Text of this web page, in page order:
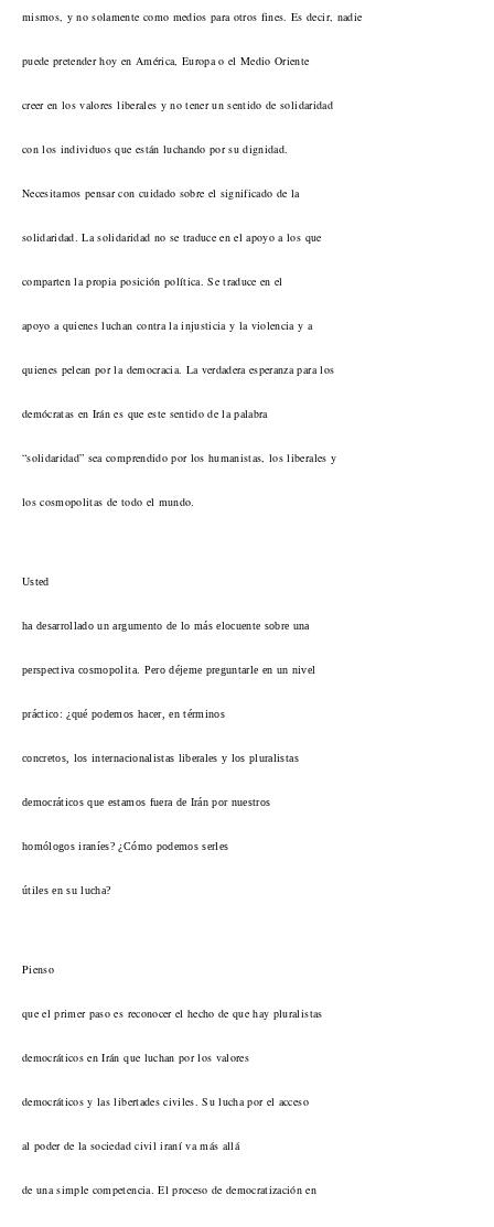
mismos, y no solamente como medios para otros fines. Es decir, nadie
puede pretender hoy en América, Europa o el Medio Oriente
creer en los valores liberales y no tener un sentido de solidaridad
con los individuos que están luchando por su dignidad.
Necesitamos pensar con cuidado sobre el significado de la
solidaridad. La solidaridad no se traduce en el apoyo a los que
comparten la propia posición política. Se traduce en el
apoyo a quienes luchan contra la injusticia y la violencia y a
quienes pelean por la democracia. La verdadera esperanza para los
demócratas en Irán es que este sentido de la palabra
“solidaridad” sea comprendido por los humanistas, los liberales y
los cosmopolitas de todo el mundo.
Usted
ha desarrollado un argumento de lo más elocuente sobre una
perspectiva cosmopolita. Pero déjeme preguntarle en un nivel
práctico: ¿qué podemos hacer, en términos
concretos, los internacionalistas liberales y los pluralistas
democráticos que estamos fuera de Irán por nuestros
homólogos iraníes? ¿Cómo podemos serles
útiles en su lucha?
Pienso
que el primer paso es reconocer el hecho de que hay pluralistas
democráticos en Irán que luchan por los valores
democráticos y las libertades civiles. Su lucha por el acceso
al poder de la sociedad civil iraní va más allá
de una simple competencia. El proceso de democratización en